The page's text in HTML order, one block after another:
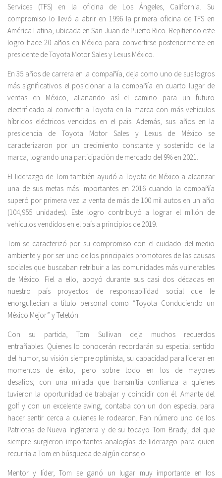
Services (TFS) en la oficina de Los Ángeles, California. Su
compromiso lo llevó a abrir en 1996 la primera oficina de TFS en
América Latina, ubicada en San Juan de Puerto Rico. Repitiendo este
logro hace 20 años en México para convertirse posteriormente en
presidente de Toyota Motor Sales y Lexus México.
En 35 años de carrera en la compañía, deja como uno de sus logros
más significativos el posicionar a la compañía en cuarto lugar de
ventas en México, allanando así el camino para un futuro
electrificado al convertir a Toyota en la marca con más vehículos
híbridos eléctricos vendidos en el pais. Además, sus años en la
presidencia de Toyota Motor Sales y Lexus de México se
caracterizaron por un crecimiento constante y sostenido de la
marca, logrando una participación de mercado del 9% en 2021.
El liderazgo de Tom también ayudó a Toyota de México a alcanzar
una de sus metas más importantes en 2016 cuando la compañía
superó por primera vez la venta de más de 100 mil autos en un año
(104,955 unidades). Este logro contribuyó a lograr el millón de
vehículos vendidos en el país a principios de 2019.
Tom se caracterizó por su compromiso con el cuidado del medio
ambiente y por ser uno de los principales promotores de las causas
sociales que buscaban retribuir a las comunidades más vulnerables
de México. Fiel a ello, apoyó durante sus casi dos décadas en
nuestro país proyectos de responsabilidad social que le
enorgullecían a título personal como “Toyota Conduciendo un
México Mejor” y Teletón.
Con su partida, Tom Sullivan deja muchos recuerdos
entrañables. Quienes lo conocerán recordarán su especial sentido
del humor, su visión siempre optimista, su capacidad para liderar en
momentos de éxito, pero sobre todo en los de mayores
desafíos; con una mirada que transmitía confianza a quienes
tuvieron la oportunidad de trabajar y coincidir con él. Amante del
golf y con un excelente swing, contaba con un don especial para
hacer sentir cerca a quienes le rodearon. Fan número uno de los
Patriotas de Nueva Inglaterra y de su tocayo Tom Brady, del que
siempre surgieron importantes analogías de liderazgo para quien
recurría a Tom en búsqueda de algún consejo.
Mentor y líder, Tom se ganó un lugar muy importante en los